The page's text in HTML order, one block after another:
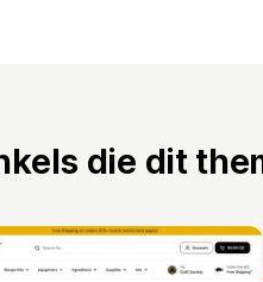
die dit